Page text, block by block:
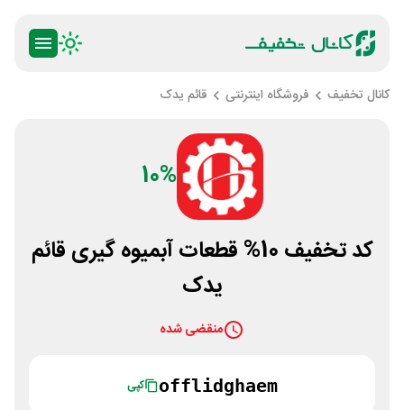
کانال تخفیف فروشگاه اینترنتی قائم یدک
10%
کد تخفیف 10% قطعات آبمیوه گیری قائم
یدک
منقضی شده
offlidghaem کپی